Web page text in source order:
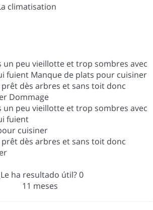
climatisation
un peu vieillotte et trop sombres avec
fuient Manque de plats pour cuisiner
dès arbres et sans toit donc
Dommage
un peu vieillotte et trop sombres avec
fuient
cuisiner
dès arbres et sans toit donc
ha resultado útil?0
11 meses